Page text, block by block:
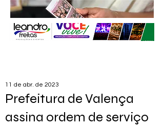
Prefeitura de Valença
assina ordem de serviço
11 de abr. de 2023